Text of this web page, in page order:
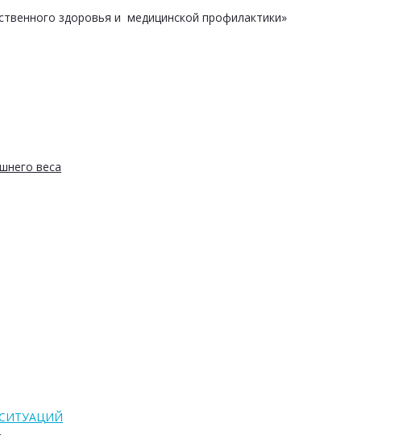
веса
здоровья и медицинской профилактики»